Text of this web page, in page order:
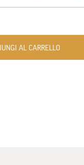
AL CARRELLO